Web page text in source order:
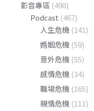
影音專區 (490)
Podcast (467)
人生危機 (141)
婚姻危機 (59)
意外危機 (55)
感情危機 (34)
職場危機 (165)
親情危機 (111)